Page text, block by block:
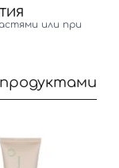
или при